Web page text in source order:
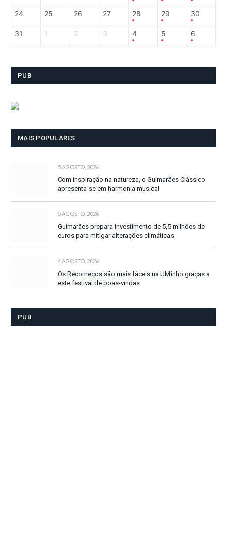
24 25 26 27 28 29 30
31 1 2 3 4 5 6
PUB
MAIS POPULARES
5 AGOSTO, 2026
Com inspiração na natureza, o Guimarães Clássico
apresenta-se em harmonia musical
5 AGOSTO, 2026
Guimarães prepara investimento de 5,5 milhões de
euros para mitigar alterações climáticas
4 AGOSTO, 2026
Os Recomeços são mais fáceis na UMinho graças a
este festival de boas-vindas
PUB